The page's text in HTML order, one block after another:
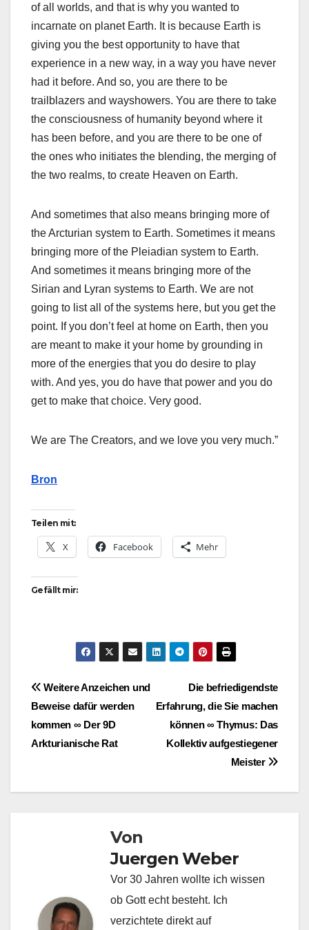
of all worlds, and that is why you wanted to
incarnate on planet Earth. It is because Earth is
giving you the best opportunity to have that
experience in a new way, in a way you have never
had it before. And so, you are there to be
trailblazers and wayshowers. You are there to take
the consciousness of humanity beyond where it
has been before, and you are there to be one of
the ones who initiates the blending, the merging of
the two realms, to create Heaven on Earth.
And sometimes that also means bringing more of
the Arcturian system to Earth. Sometimes it means
bringing more of the Pleiadian system to Earth.
And sometimes it means bringing more of the
Sirian and Lyran systems to Earth. We are not
going to list all of the systems here, but you get the
point. If you don’t feel at home on Earth, then you
are meant to make it your home by grounding in
more of the energies that you do desire to play
with. And yes, you do have that power and you do
get to make that choice. Very good.
We are The Creators, and we love you very much.”
Bron
Teilen mit:
X Facebook Mehr
Gefällt mir:
BeitragsnavigationDie befriedigendste
Erfahrung, die Sie machen
können ∞ Thymus: Das
Kollektiv aufgestiegener
Meister
Weitere Anzeichen und
Beweise dafür werden
kommen ∞ Der 9D
Arkturianische Rat
Von
Juergen Weber
Vor 30 Jahren wollte ich wissen
ob Gott echt besteht. Ich
verzichtete direkt auf